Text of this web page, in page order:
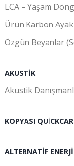
LCA – Yaşam
Ürün Karbon
Özgün Beyanlar
AKUSTIK
Akustik
KOPYASI
ALTERNATIF ENERJI